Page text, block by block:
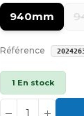
940mm
Référence
1 En stock